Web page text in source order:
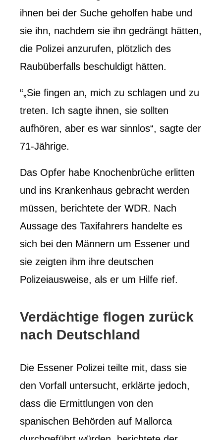
ihnen bei der Suche geholfen habe und
sie ihn, nachdem sie ihn gedrängt hätten,
die Polizei anzurufen, plötzlich des
Raubüberfalls beschuldigt hätten.
“„Sie fingen an, mich zu schlagen und zu
treten. Ich sagte ihnen, sie sollten
aufhören, aber es war sinnlos“, sagte der
71-Jährige.
Das Opfer habe Knochenbrüche erlitten
und ins Krankenhaus gebracht werden
müssen, berichtete der WDR. Nach
Aussage des Taxifahrers handelte es
sich bei den Männern um Essener und
sie zeigten ihm ihre deutschen
Polizeiausweise, als er um Hilfe rief.
Verdächtige flogen zurück
nach Deutschland
Die Essener Polizei teilte mit, dass sie
den Vorfall untersucht, erklärte jedoch,
dass die Ermittlungen von den
spanischen Behörden auf Mallorca